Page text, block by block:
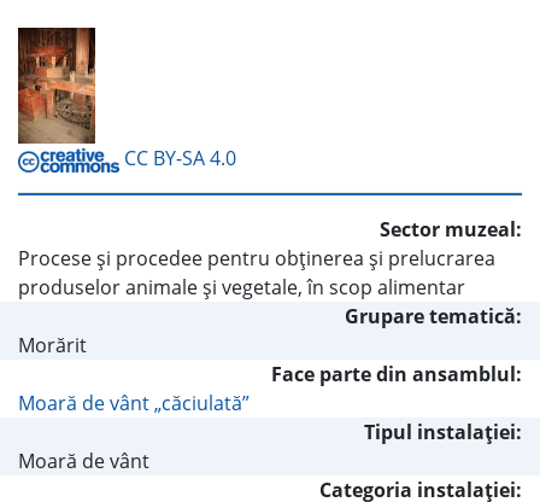
CC BY-SA 4.0
Sector muzeal:
Procese şi procedee pentru obţinerea şi prelucrarea
produselor animale şi vegetale, în scop alimentar
Grupare tematică:
Morărit
Face parte din ansamblul:
Moară de vânt „căciulată”
Tipul instalaţiei:
Moară de vânt
Categoria instalaţiei: